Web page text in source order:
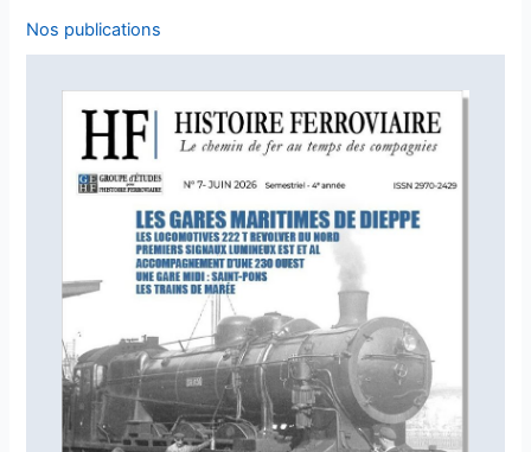
Nos publications